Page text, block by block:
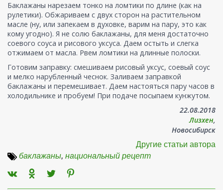
Баклажаны нарезаем тонко на ломтики по длине (как на
рулетики). Обжариваем с двух сторон на растительном
масле (ну, или запекаем в духовке, варим на пару, это как
кому угодно). Я не солю баклажаны, для меня достаточно
соевого соуса и рисового уксуса. Даем остыть и слегка
отжимаем от масла. Рвем ломтики на длинные полоски.
Готовим заправку: смешиваем рисовый уксус, соевый соус
и мелко нарубленный чеснок. Заливаем заправкой
баклажаны и перемешивает. Даем настояться пару часов в
холодильнике и пробуем! При подаче посыпаем кунжутом.
22.08.2018
Лизхен,
Новосибирск
Другие статьи автора
баклажаны, национальный рецепт